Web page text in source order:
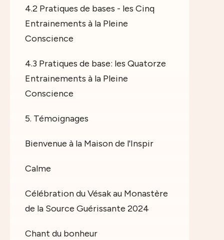
4.2 Pratiques de bases - les Cinq
Entrainements à la Pleine
Conscience
4.3 Pratiques de base: les Quatorze
Entrainements à la Pleine
Conscience
5. Témoignages
Bienvenue à la Maison de l'Inspir
Calme
Célébration du Vésak au Monastère
de la Source Guérissante 2024
Chant du bonheur